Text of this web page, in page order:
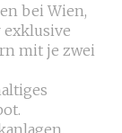
bei Wien,
exklusive
mit je zwei